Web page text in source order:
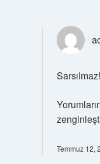
Sarsılmaz!
Temmuz 12,